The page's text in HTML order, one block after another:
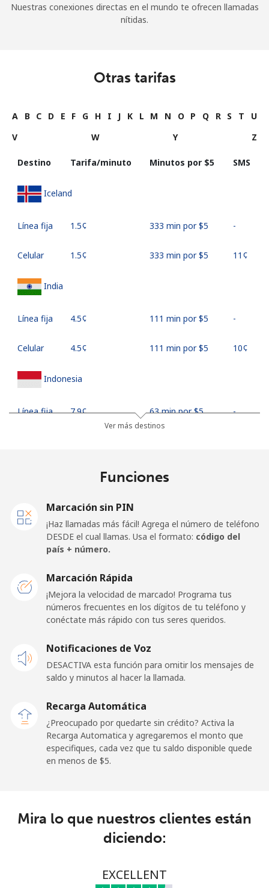
Nuestras conexiones directas en el mundo te ofrecen llamadas
nítidas.
Otras tarifas
A B C D E F G H I J K L M N O P Q R S T
U
V
W Y Z
Destino Tarifa/minuto Minutos por ⁦$5⁩ SMS
Iceland
Línea fija ⁦1.5¢⁩ 333 min por ⁦$5⁩ -
Celular ⁦1.5¢⁩ 333 min por ⁦$5⁩ ⁦11¢⁩
India
Línea fija ⁦4.5¢⁩ 111 min por ⁦$5⁩ -
Celular ⁦4.5¢⁩ 111 min por ⁦$5⁩ ⁦10¢⁩
Indonesia
Línea fija ⁦7.9¢⁩ 63 min por ⁦$5⁩ -
Línea fija ⁦27.5¢⁩ 18 min por ⁦$5⁩ -
Iraq
Línea fija ⁦26.9¢⁩ 18 min por ⁦$5⁩
Celular ⁦29.5¢⁩ 16 min por ⁦$5⁩
Ireland
Línea fija ⁦1.6¢⁩ 312 min por ⁦$5⁩ -
⁦2.5¢⁩ 200 min por ⁦$5⁩ -
Línea fija 102 min por ⁦$5⁩
35 min por ⁦$5⁩
Ver más destinos
Funciones
Marcación sin PIN
¡Haz llamadas más fácil! Agrega el número de teléfono
DESDE el cual llamas. Usa el formato: código del
país + número.
Marcación Rápida
¡Mejora la velocidad de marcado! Programa tus
números frecuentes en los dígitos de tu teléfono y
conéctate más rápido con tus seres queridos.
Notificaciones de Voz
DESACTIVA esta función para omitir los mensajes de
saldo y minutos al hacer la llamada.
Recarga Automática
¿Preocupado por quedarte sin crédito? Activa la
Recarga Automatica y agregaremos el monto que
especifiques, cada vez que tu saldo disponible quede
en menos de ⁦$5⁩.
Mira lo que nuestros clientes están
diciendo:
EXCELLENT